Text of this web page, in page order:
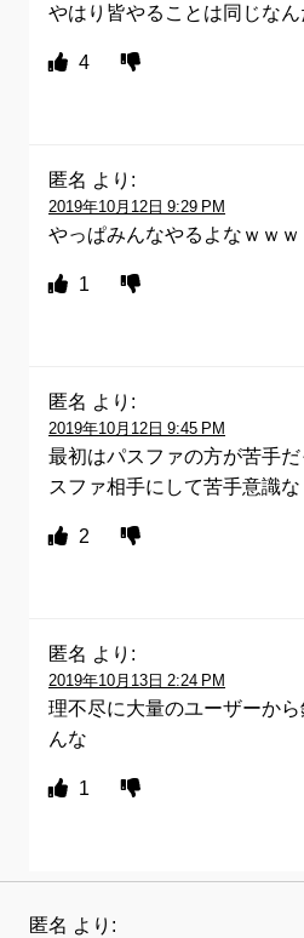
やはり皆やることは同じな
4
匿名 より:
2019年10月12日 9:29 PM
やっぱみんなやるよなｗｗｗ
1
匿名 より:
2019年10月12日 9:45 PM
最初はパスファの方が苦手
スファ相手にして苦手意識な
2
匿名 より:
2019年10月13日 2:24 PM
理不尽に大量のユーザーか
んな
1
匿名 より: